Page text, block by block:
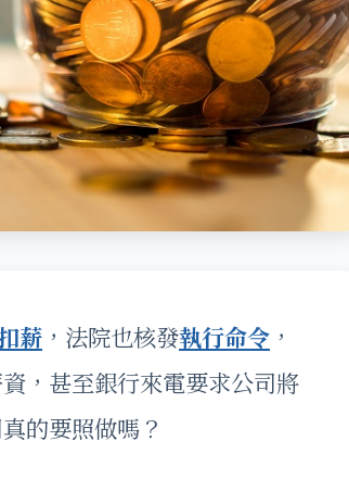
薪 ，法院也核發執行命令 ，
，甚至銀行來電要求公司將
的要照做嗎？